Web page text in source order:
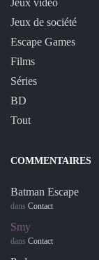
Jeux de société
Escape Games
Films
Séries
BD
Tout
COMMENTAIRES
Batman Escape
dans Contact
Smy
dans Contact